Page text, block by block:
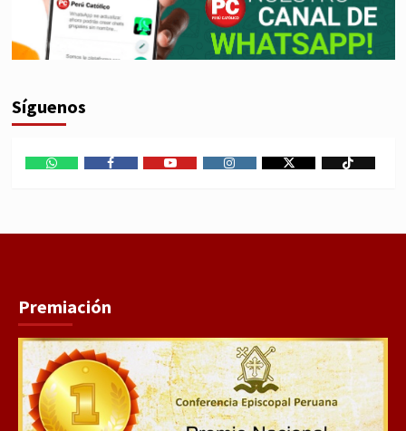
Síguenos
Premiación